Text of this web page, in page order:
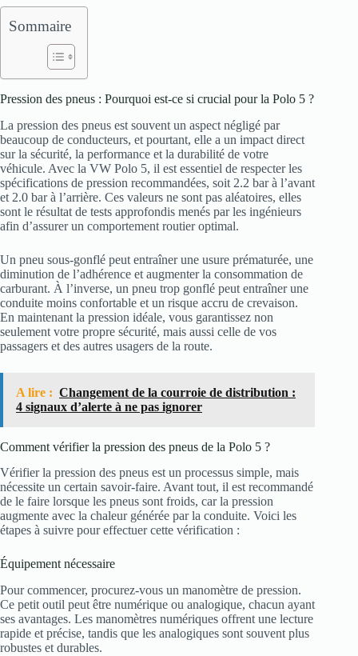
Sommaire
Pression des pneus : Pourquoi est-ce si crucial pour la Polo 5 ?
La pression des pneus est souvent un aspect négligé par
beaucoup de conducteurs, et pourtant, elle a un impact direct
sur la sécurité, la performance et la durabilité de votre
véhicule. Avec la VW Polo 5, il est essentiel de respecter les
spécifications de pression recommandées, soit 2.2 bar à l’avant
et 2.0 bar à l’arrière. Ces valeurs ne sont pas aléatoires, elles
sont le résultat de tests approfondis menés par les ingénieurs
afin d’assurer un comportement routier optimal.
Un pneu sous-gonflé peut entraîner une usure prématurée, une
diminution de l’adhérence et augmenter la consommation de
carburant. À l’inverse, un pneu trop gonflé peut entraîner une
conduite moins confortable et un risque accru de crevaison.
En maintenant la pression idéale, vous garantissez non
seulement votre propre sécurité, mais aussi celle de vos
passagers et des autres usagers de la route.
A lire : Changement de la courroie de distribution :
4 signaux d’alerte à ne pas ignorer
Comment vérifier la pression des pneus de la Polo 5 ?
Vérifier la pression des pneus est un processus simple, mais
nécessite un certain savoir-faire. Avant tout, il est recommandé
de le faire lorsque les pneus sont froids, car la pression
augmente avec la chaleur générée par la conduite. Voici les
étapes à suivre pour effectuer cette vérification :
Équipement nécessaire
Pour commencer, procurez-vous un manomètre de pression.
Ce petit outil peut être numérique ou analogique, chacun ayant
ses avantages. Les manomètres numériques offrent une lecture
rapide et précise, tandis que les analogiques sont souvent plus
robustes et durables.